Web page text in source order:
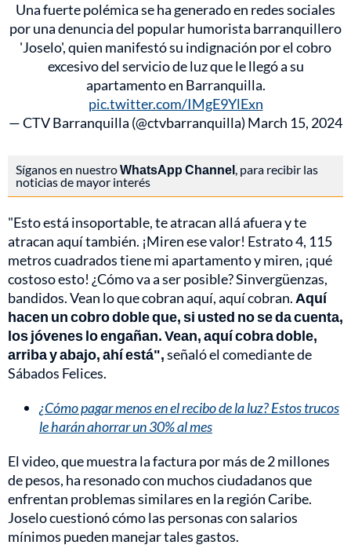
Una fuerte polémica se ha generado en redes sociales
por una denuncia del popular humorista barranquillero
'Joselo', quien manifestó su indignación por el cobro
excesivo del servicio de luz que le llegó a su
apartamento en Barranquilla.
pic.twitter.com/IMgE9YlExn
— CTV Barranquilla (@ctvbarranquilla) March 15, 2024
Síganos en nuestroWhatsApp Channel, para recibir las
noticias de mayor interés
"Esto está insoportable, te atracan allá afuera y te
atracan aquí también. ¡Miren ese valor! Estrato 4, 115
metros cuadrados tiene mi apartamento y miren, ¡qué
costoso esto! ¿Cómo va a ser posible? Sinvergüenzas,
bandidos. Vean lo que cobran aquí, aquí cobran. Aquí
hacen un cobro doble que, si usted no se da cuenta,
los jóvenes lo engañan. Vean, aquí cobra doble,
arriba y abajo, ahí está",señaló el comediante de
Sábados Felices.
¿Cómo pagar menos en el recibo de la luz? Estos trucos
le harán ahorrar un 30% al mes
El video, que muestra la factura por más de 2 millones
de pesos, ha resonado con muchos ciudadanos que
enfrentan problemas similares en la región Caribe.
Joselo cuestionó cómo las personas con salarios
mínimos pueden manejar tales gastos.